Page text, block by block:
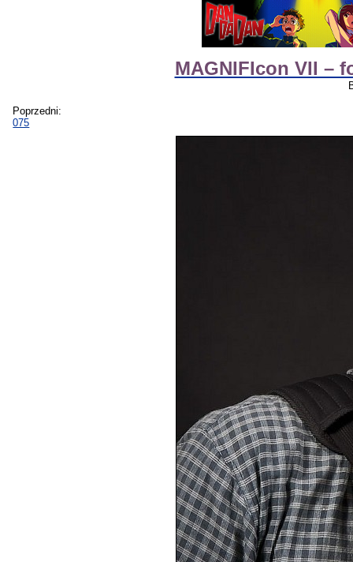
MAGNIFIcon VII –
Poprzedni:
075